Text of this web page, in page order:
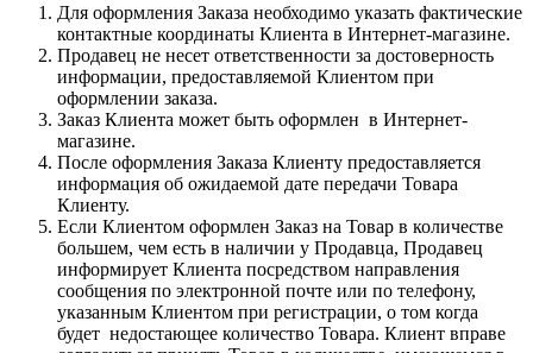
Для оформления Заказа необходимо указать фактические
контактные координаты Клиента в Интернет-магазине.
Продавец не несет ответственности за достоверность
информации, предоставляемой Клиентом при
оформлении заказа.
Заказ Клиента может быть оформлен в Интернет-
магазине.
После оформления Заказа Клиенту предоставляется
информация об ожидаемой дате передачи Товара
Клиенту.
Если Клиентом оформлен Заказ на Товар в количестве
большем, чем есть в наличии у Продавца, Продавец
информирует Клиента посредством направления
сообщения по электронной почте или по телефону,
указанным Клиентом при регистрации, о том когда
будет недостающее количество Товара. Клиент вправе